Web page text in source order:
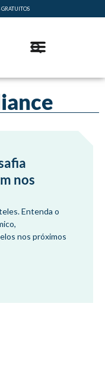
GRATUITOS
nos
Entenda o
nos próximos